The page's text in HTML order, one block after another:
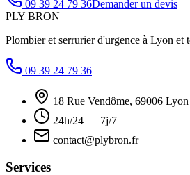
09 39 24 79 36Demander un devis
PLY BRON
Plombier et serrurier d'urgence à Lyon
09 39 24 79 36
18 Rue Vendôme, 69006 Lyon
24h/24 — 7j/7
contact@plybron.fr
Services